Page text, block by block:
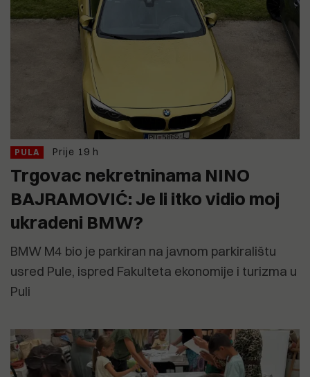
PULA Prije 19 h
Trgovac nekretninama NINO
BAJRAMOVIĆ: Je li itko vidio moj
ukradeni BMW?
BMW M4 bio je parkiran na javnom parkiralištu
usred Pule, ispred Fakulteta ekonomije i turizma u
Puli